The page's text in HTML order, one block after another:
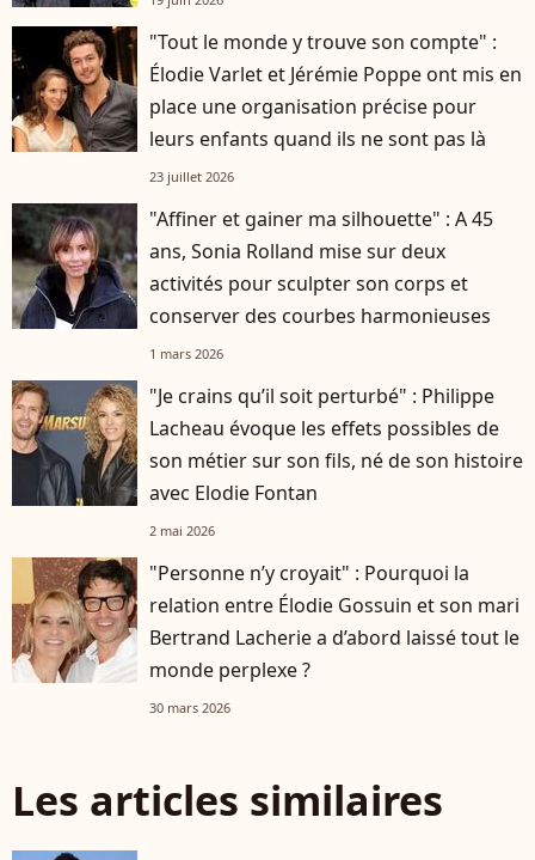
"Tout le monde y trouve son compte" :
Élodie Varlet et Jérémie Poppe ont mis en
place une organisation précise pour
leurs enfants quand ils ne sont pas là
23 juillet 2026
"Affiner et gainer ma silhouette" : A 45
ans, Sonia Rolland mise sur deux
activités pour sculpter son corps et
conserver des courbes harmonieuses
1 mars 2026
"Je crains qu’il soit perturbé" : Philippe
Lacheau évoque les effets possibles de
son métier sur son fils, né de son histoire
avec Elodie Fontan
2 mai 2026
"Personne n’y croyait" : Pourquoi la
relation entre Élodie Gossuin et son mari
Bertrand Lacherie a d’abord laissé tout le
monde perplexe ?
30 mars 2026
Les articles similaires